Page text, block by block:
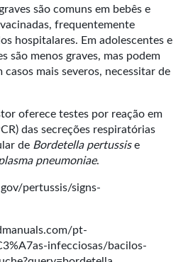
são comuns em bebês e
frequentemente
hospitalares. Em adolescentes e
são menos graves, mas podem
mais severos, necessitar de
oferece testes por reação em
das secreções respiratórias
de Bordetella pertussise
pneumoniae.
pertussis/signs-
pt-
infecciosas/bacilos-